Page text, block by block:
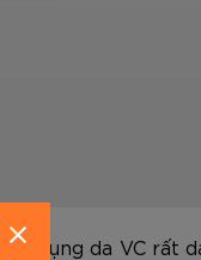
dụng da VC rất